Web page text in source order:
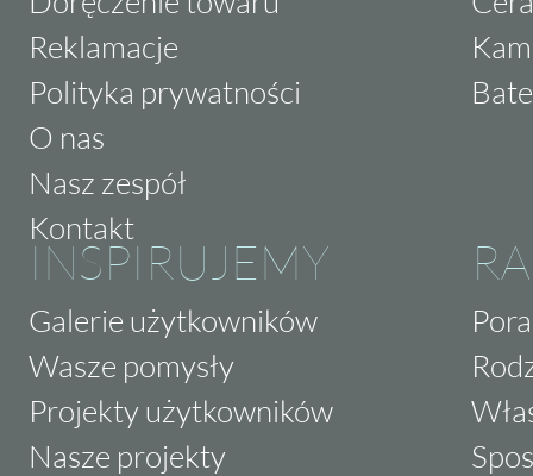
Reklamacje
Polityka prywatności
O nas
Nasz zespół
Kontakt
INSPIRUJEMY
Galerie użytkowników
Wasze pomysły
Projekty użytkowników
Nasze projekty